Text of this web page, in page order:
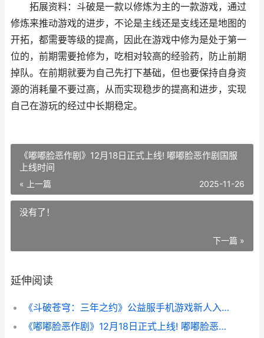
拓展资料：斗破是一款以修炼为主的一款游戏，通过
修炼来推动游戏的进步，不论是主线还是支线还是地图的
开拓，都需要等级的提高，因此在游戏中修为是处于第一
位的，前期需要抢修为，吃相对较高的经验药，防止前期
掉队。在前期就要为自己先打下基础，但也要保持自身资
源的消耗量不要过高，从而实现稳步的提高和进步，实现
自己在游玩的经过中长期稳定。
《嘟嘟脸恶作剧》12月18日正式上线! 嘟嘟脸恶作剧国服
上线时间
« 上一篇 2025-11-26
没有了！
下一篇 »
延伸阅读
《斗破苍穹：三年之约》公益服手机游戏新人入门指导 斗破苍穹三天尊
《嘟嘟脸恶作剧》12月18日正式上线! 嘟嘟脸恶作剧国服上线时间